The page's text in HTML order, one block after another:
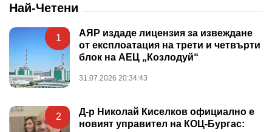
Най-Четени
1
АЯР издаде лицензия за извеждане
от експлоатация на трети и четвърти
блок на АЕЦ „Козлодуй“
31.07.2026 20:34:43
2
Д-р Николай Киселков официално е
новият управител на КОЦ-Бургас: